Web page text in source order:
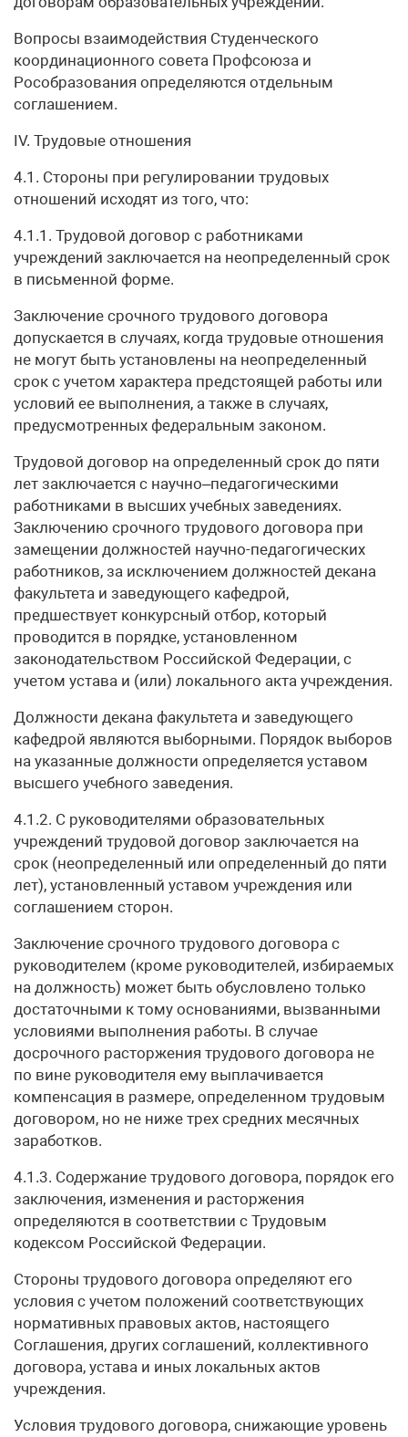
Вопросы взаимодействия Студенческого
координационного совета Профсоюза и
Рособразования определяются отдельным
соглашением.
IV. Трудовые отношения
4.1. Стороны при регулировании трудовых
отношений исходят из того, что:
4.1.1. Трудовой договор с работниками
учреждений заключается на неопределенный срок
в письменной форме.
Заключение срочного трудового договора
допускается в случаях, когда трудовые отношения
не могут быть установлены на неопределенный
срок с учетом характера предстоящей работы или
условий ее выполнения, а также в случаях,
предусмотренных федеральным законом.
Трудовой договор на определенный срок до пяти
лет заключается с научно–педагогическими
работниками в высших учебных заведениях.
Заключению срочного трудового договора при
замещении должностей научно-педагогических
работников, за исключением должностей декана
факультета и заведующего кафедрой,
предшествует конкурсный отбор, который
проводится в порядке, установленном
законодательством Российской Федерации, с
учетом устава и (или) локального акта учреждения.
Должности декана факультета и заведующего
кафедрой являются выборными. Порядок выборов
на указанные должности определяется уставом
высшего учебного заведения.
4.1.2. С руководителями образовательных
учреждений трудовой договор заключается на
срок (неопределенный или определенный до пяти
лет), установленный уставом учреждения или
соглашением сторон.
Заключение срочного трудового договора с
руководителем (кроме руководителей, избираемых
на должность) может быть обусловлено только
достаточными к тому основаниями, вызванными
условиями выполнения работы. В случае
досрочного расторжения трудового договора не
по вине руководителя ему выплачивается
компенсация в размере, определенном трудовым
договором, но не ниже трех средних месячных
заработков.
4.1.3. Содержание трудового договора, порядок его
заключения, изменения и расторжения
определяются в соответствии с Трудовым
кодексом Российской Федерации.
Стороны трудового договора определяют его
условия с учетом положений соответствующих
нормативных правовых актов, настоящего
Соглашения, других соглашений, коллективного
договора, устава и иных локальных актов
учреждения.
Условия трудового договора, снижающие уровень